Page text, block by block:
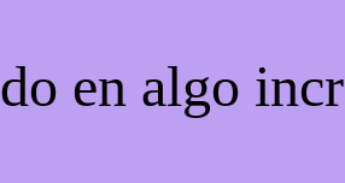
en algo